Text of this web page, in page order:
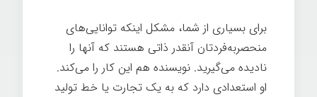
برای بسیاری از شما، مشکل اینکه توانایی‌های
منحصربه‌فردتان آنقدر ذاتی هستند که آنها را
نادیده می‌گیرید. نویسنده هم این کار را می‌کند.
او استعدادی دارد که به یک تجارت یا خط تولید